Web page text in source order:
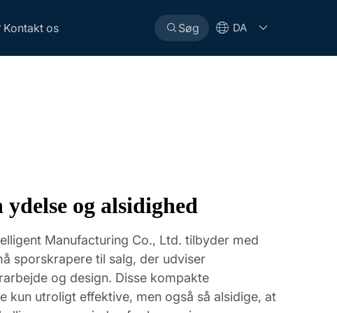
Kontakt os Søg DA
og alsidighed
Manufacturing Co., Ltd. tilbyder med
sporskrapere til salg, der udviser
og design. Disse kompakte
kun utroligt effektive, men også så alsidige, at